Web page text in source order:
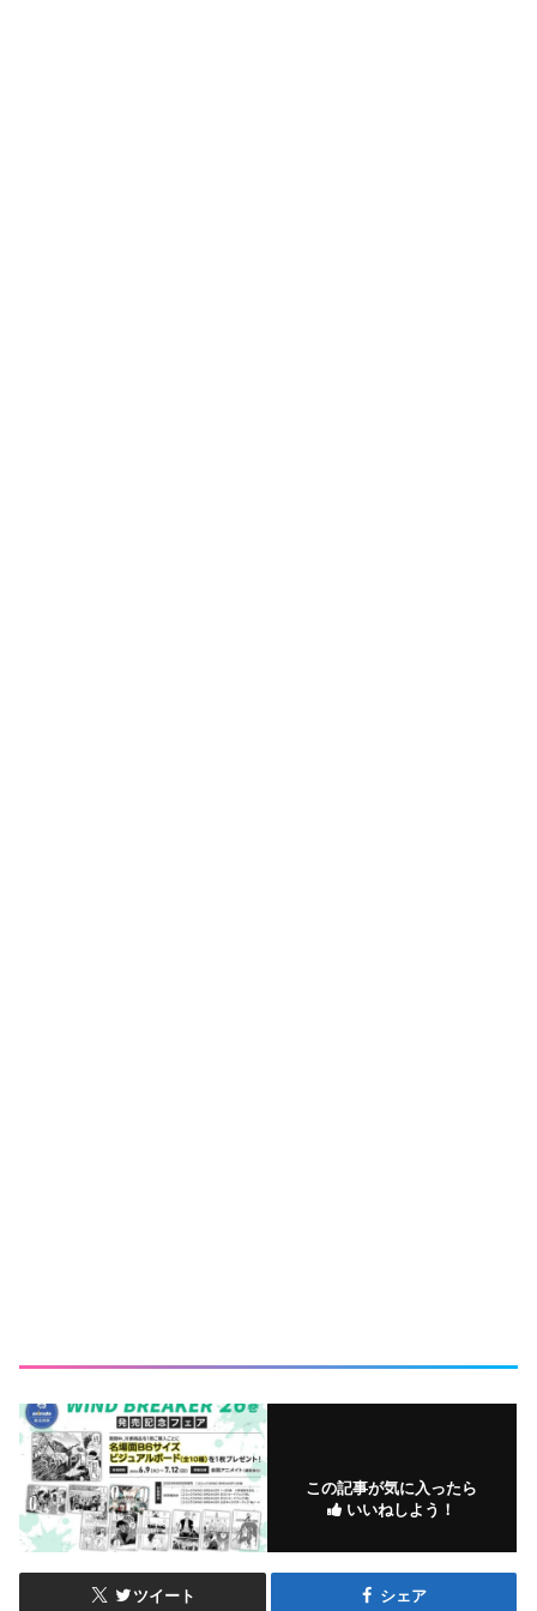
この記事が気に入ったら
いいねしよう！
ツイート シェア